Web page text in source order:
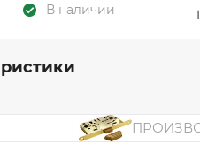
В наличии